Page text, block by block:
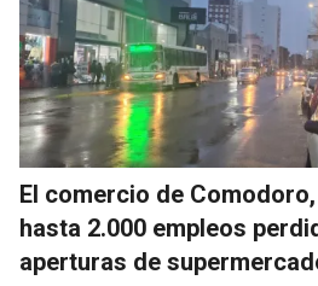
El comercio de
hasta 2.000 empleos
aperturas de